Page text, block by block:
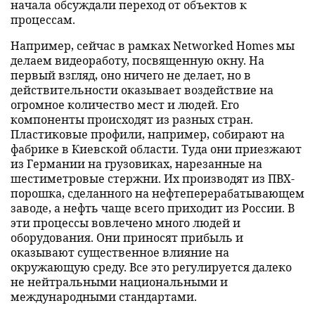
начала обсуждали переход от объектов к
процессам.
Например, сейчас в рамках Networked Homes мы
делаем видеоработу, посвященную окну. На
первый взгляд, оно ничего не делает, но в
действительности оказывает воздействие на
огромное количество мест и людей. Его
компоненты происходят из разных стран.
Пластиковые профили, например, собирают на
фабрике в Киевской области. Туда они приезжают
из Германии на грузовиках, нарезанные на
шестиметровые стержни. Их производят из ПВХ-
порошка, сделанного на нефтеперерабатывающем
заводе, а нефть чаще всего приходит из России. В
эти процессы вовлечено много людей и
оборудования. Они приносят прибыль и
оказывают существенное влияние на
окружающую среду. Все это регулируется далеко
не нейтральными национальными и
международными стандартами.